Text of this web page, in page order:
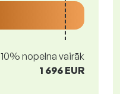
10% nopelna vairāk
1 696 EUR